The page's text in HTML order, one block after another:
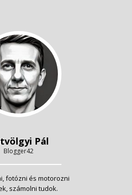
Pál
Blogger42
fotózni és motorozni
számolni tudok.